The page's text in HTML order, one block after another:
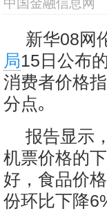
中国金融信息网
新华08网
局15日公布
消费者价格
分点｡
报告显示
机票价格的
好，食品价
份环比下降